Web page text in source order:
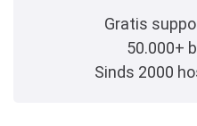
Gratis
50.000+
Sinds 2000